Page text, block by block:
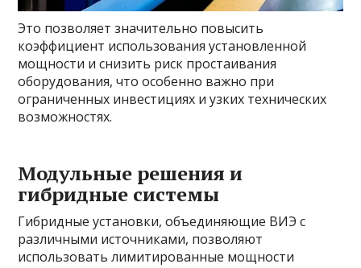
Это позволяет значительно повысить
коэффициент использования установленной
мощности и снизить риск простаивания
оборудования, что особенно важно при
ограниченных инвестициях и узких технических
возможностях.
Модульные решения и
гибридные системы
Гибридные установки, объединяющие ВИЭ с
различными источниками, позволяют
использовать лимитированные мощности